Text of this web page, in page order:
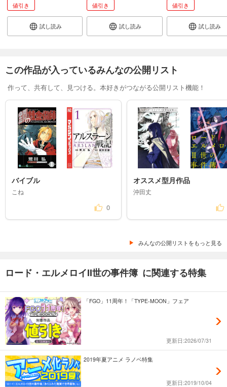
値引き
試し読み
値引き
試し読み
値引き
試し読み
この作品が入っているみんなの公開リスト
作って、共有して、見つける。本好きがつながる公開リスト機能！
バイブル
こね
0
オススメ型月作品
沖田丈
みんなの公開リストをもっと見る
ロード・エルメロイII世の事件簿 に関連する特集
「FGO」11周年！「TYPE-MOON」フェア
更新日:2026/07/31
2019年夏アニメ ラノベ特集
更新日:2019/10/04